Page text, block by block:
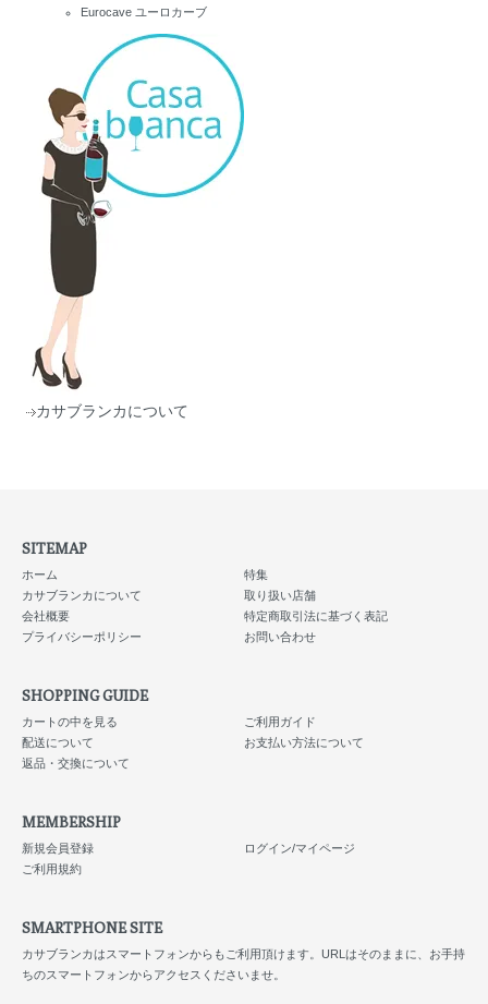
Eurocave ユーロカーブ
カサブランカについて
SITEMAP
ホーム
特集
カサブランカについて
取り扱い店舗
会社概要
特定商取引法に基づく表記
プライバシーポリシー
お問い合わせ
SHOPPING GUIDE
カートの中を見る
ご利用ガイド
配送について
お支払い方法について
返品・交換について
MEMBERSHIP
新規会員登録
ログイン/マイページ
ご利用規約
SMARTPHONE SITE
カサブランカはスマートフォンからもご利用頂けます。URLはそのままに、お手持
ちのスマートフォンからアクセスくださいませ。